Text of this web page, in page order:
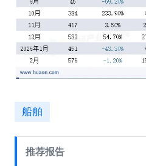
船舶
推荐报告